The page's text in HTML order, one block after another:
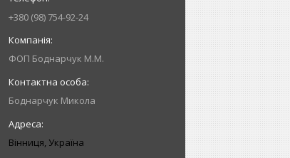
+380 (98) 754-92-24
ФОП Боднарчук М.М.
Боднарчук Микола
Вінниця, Україна